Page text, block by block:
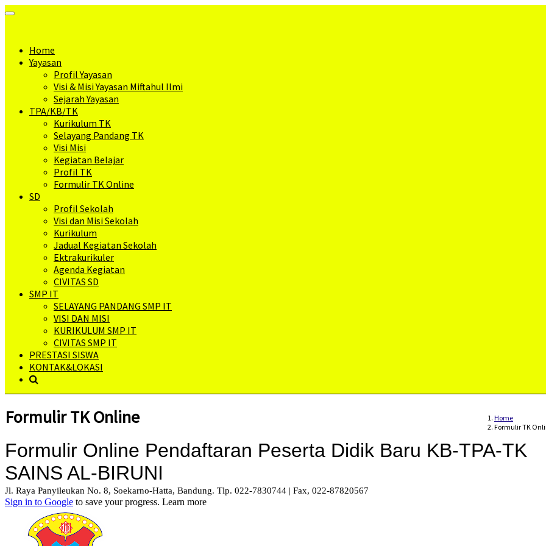
Toggle
Home
Yayasan
Profil Yayasan
Visi & Misi Yayasan Miftahul Ilmi
Sejarah Yayasan
TPA/KB/TK
Kurikulum TK
Selayang Pandang TK
Visi Misi
Kegiatan Belajar
Profil TK
Formulir TK Online
SD
Profil Sekolah
Visi dan Misi Sekolah
Kurikulum
Jadual Kegiatan Sekolah
Ektrakurikuler
Agenda Kegiatan
CIVITAS SD
SMP IT
SELAYANG PANDANG SMP IT
VISI DAN MISI
KURIKULUM SMP IT
CIVITAS SMP IT
PRESTASI SISWA
KONTAK&LOKASI
Home
Formulir TK
Formulir TK Online